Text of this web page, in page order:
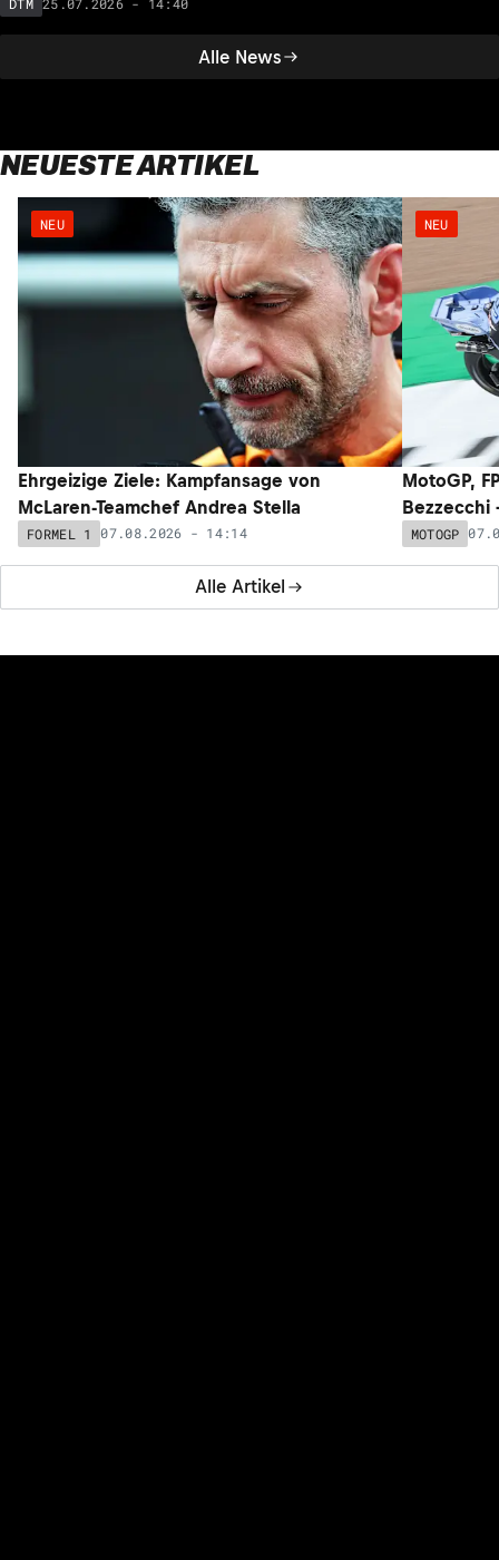
Alle News
DTM
NEUESTE ARTIKEL
Alle Artikel
NEU
Ehrgeizige Ziele: Kampfansage von
McLaren-Teamchef Andrea Stella
FORMEL 1 07.08.2026 - 14:14
NEU
MotoGP,
Bezzecchi
MOTOGP